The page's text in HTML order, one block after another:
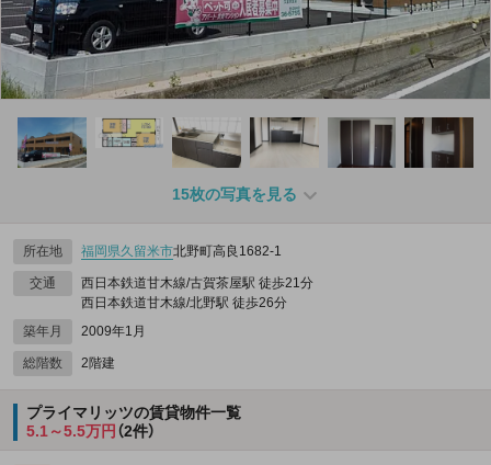
15枚の写真を見る
所在地 福岡県久留米市北野町高良1682‐1
交通
西日本鉄道甘木線/古賀茶屋駅 徒歩21分
西日本鉄道甘木線/北野駅 徒歩26分
築年月
2009年1月
総階数 2階建
プライマリッツの賃貸物件一覧
5.1～5.5万円 （2件）